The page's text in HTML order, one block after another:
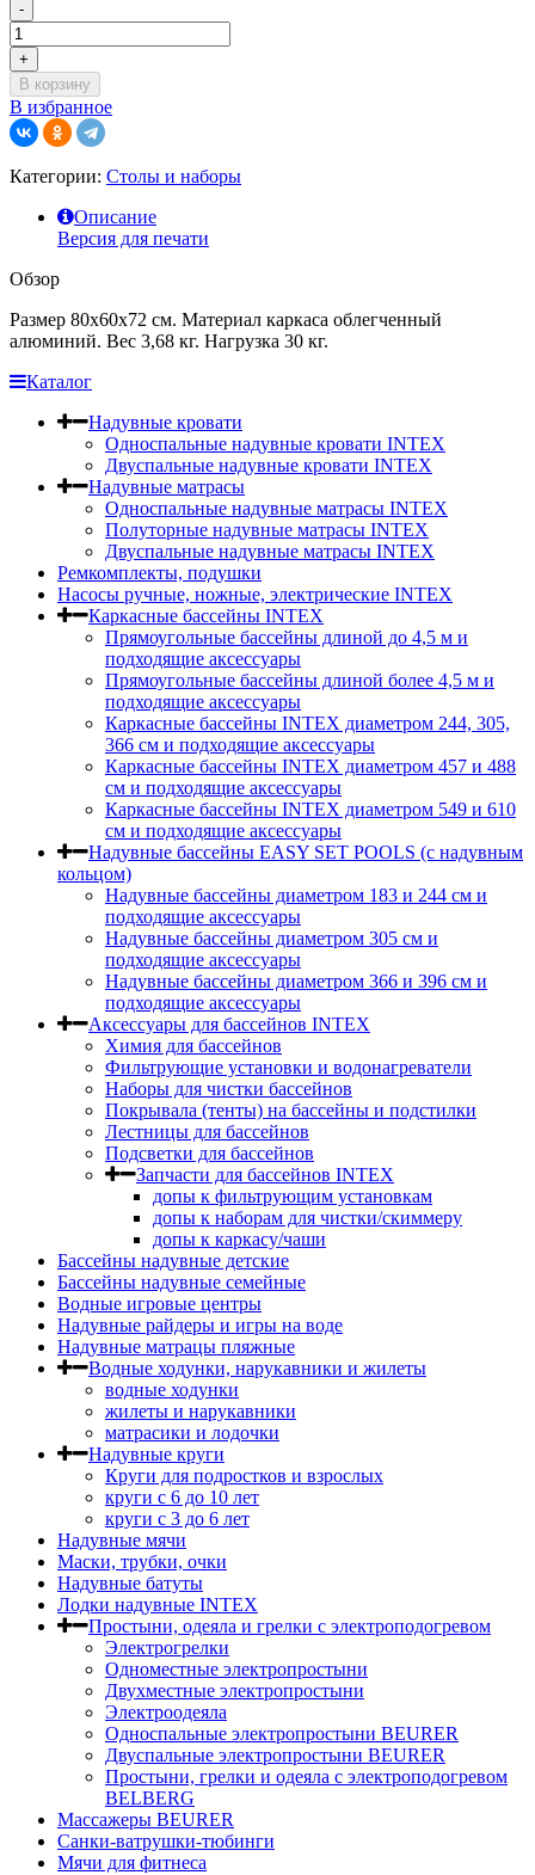
-
+
В корзину
В избранное
Категории: Столы и наборы
Описание
Версия для печати
Обзор
Размер 80х60х72 см. Материал каркаса облегченный
алюминий. Вес 3,68 кг. Нагрузка 30 кг.
Каталог
Надувные кровати
Односпальные надувные кровати INTEX
Двуспальные надувные кровати INTEX
Надувные матрасы
Односпальные надувные матрасы INTEX
Полуторные надувные матрасы INTEX
Двуспальные надувные матрасы INTEX
Ремкомплекты, подушки
Насосы ручные, ножные, электрические INTEX
Каркасные бассейны INTEX
Прямоугольные бассейны длиной до 4,5 м и
подходящие аксессуары
Прямоугольные бассейны длиной более 4,5 м и
подходящие аксессуары
Каркасные бассейны INTEX диаметром 244, 305,
366 см и подходящие аксессуары
Каркасные бассейны INTEX диаметром 457 и 488
cм и подходящие аксессуары
Каркасные бассейны INTEX диаметром 549 и 610
см и подходящие аксессуары
Надувные бассейны EASY SET POOLS (с надувным
кольцом)
Надувные бассейны диаметром 183 и 244 см и
подходящие аксессуары
Надувные бассейны диаметром 305 см и
подходящие аксессуары
Надувные бассейны диаметром 366 и 396 см и
подходящие аксессуары
Аксессуары для бассейнов INTEX
Химия для бассейнов
Фильтрующие установки и водонагреватели
Наборы для чистки бассейнов
Покрывала (тенты) на бассейны и подстилки
Лестницы для бассейнов
Подсветки для бассейнов
Запчасти для бассейнов INTEX
допы к фильтрующим установкам
допы к наборам для чистки/скиммеру
допы к каркасу/чаши
Бассейны надувные детские
Бассейны надувные семейные
Водные игровые центры
Надувные райдеры и игры на воде
Надувные матрацы пляжные
Водные ходунки, нарукавники и жилеты
водные ходунки
жилеты и нарукавники
матрасики и лодочки
Надувные круги
Круги для подростков и взрослых
круги с 6 до 10 лет
круги c 3 до 6 лет
Надувные мячи
Маски, трубки, очки
Надувные батуты
Лодки надувные INTEX
Простыни, одеяла и грелки с электроподогревом
Электрогрелки
Одноместные электропростыни
Двухместные электропростыни
Электроодеяла
Односпальные электропростыни BEURER
Двуспальные электропростыни BEURER
Простыни, грелки и одеяла с электроподогревом
BELBERG
Массажеры BEURER
Санки-ватрушки-тюбинги
Мячи для фитнеса